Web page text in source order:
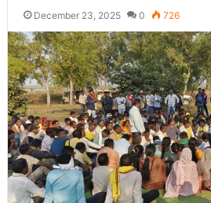
December 23, 2025 0 726